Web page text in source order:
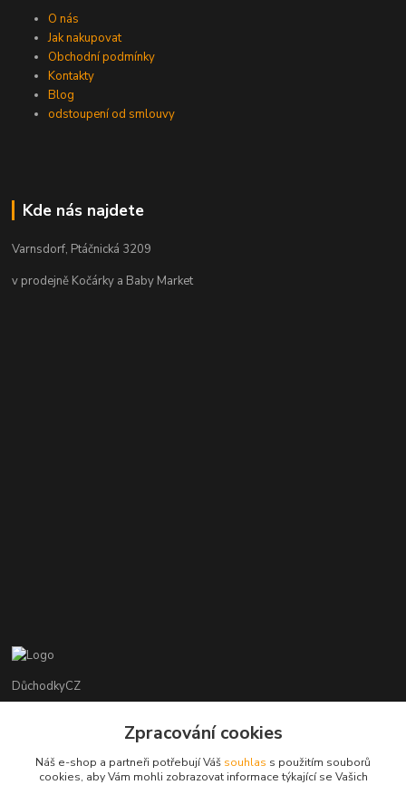
O nás
Jak nakupovat
Obchodní podmínky
Kontakty
Blog
odstoupení od smlouvy
Kde nás najdete
Varnsdorf, Ptáčnická 3209
v prodejně Kočárky a Baby Market
DůchodkyCZ
+420 412384749
Zpracování cookies
Náš e-shop a partneři potřebují Váš souhlas s použitím souborů
cookies, aby Vám mohli zobrazovat informace týkající se Vašich